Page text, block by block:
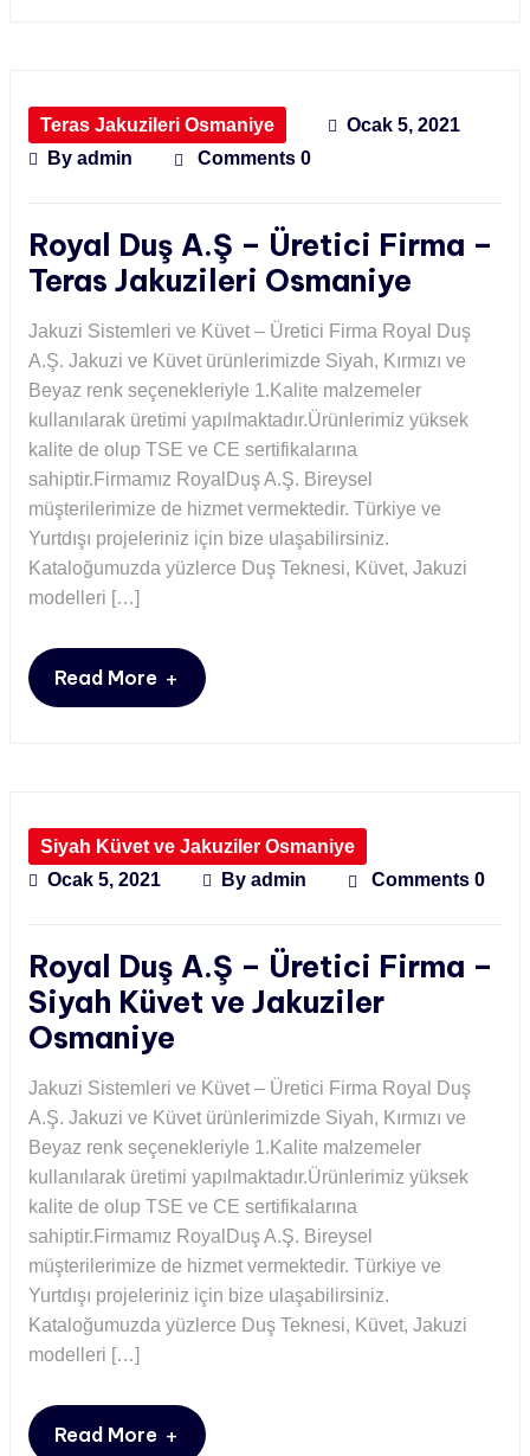
Teras Jakuzileri Osmaniye
Ocak 5, 2021
By admin Comments 0
Royal Duş A.Ş – Üretici Firma –
Teras Jakuzileri Osmaniye
Jakuzi Sistemleri ve Küvet – Üretici Firma Royal Duş
A.Ş. Jakuzi ve Küvet ürünlerimizde Siyah, Kırmızı ve
Beyaz renk seçenekleriyle 1.Kalite malzemeler
kullanılarak üretimi yapılmaktadır.Ürünlerimiz yüksek
kalite de olup TSE ve CE sertifikalarına
sahiptir.Firmamız RoyalDuş A.Ş. Bireysel
müşterilerimize de hizmet vermektedir. Türkiye ve
Yurtdışı projeleriniz için bize ulaşabilirsiniz.
Kataloğumuzda yüzlerce Duş Teknesi, Küvet, Jakuzi
modelleri […]
Read More +
Siyah Küvet ve Jakuziler Osmaniye
Ocak 5, 2021
By admin Comments 0
Royal Duş A.Ş – Üretici Firma –
Siyah Küvet ve Jakuziler
Osmaniye
Jakuzi Sistemleri ve Küvet – Üretici Firma Royal Duş
A.Ş. Jakuzi ve Küvet ürünlerimizde Siyah, Kırmızı ve
Beyaz renk seçenekleriyle 1.Kalite malzemeler
kullanılarak üretimi yapılmaktadır.Ürünlerimiz yüksek
kalite de olup TSE ve CE sertifikalarına
sahiptir.Firmamız RoyalDuş A.Ş. Bireysel
müşterilerimize de hizmet vermektedir. Türkiye ve
Yurtdışı projeleriniz için bize ulaşabilirsiniz.
Kataloğumuzda yüzlerce Duş Teknesi, Küvet, Jakuzi
modelleri […]
Read More +